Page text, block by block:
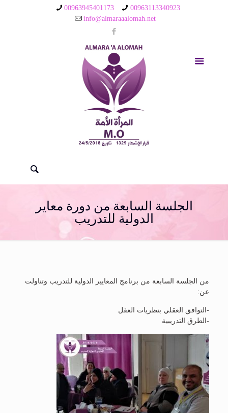
00963945401173
00963113340923
info@almaraaalomah.net
الجلسة السابعة من دورة معاير
الدولية للتدريب
من الجلسة السابعة من برنامج المعايير الدولية للتدريب وتناولت
عن:
-التوافق العقلي بنظريات العقل
-الطرق التدريبية